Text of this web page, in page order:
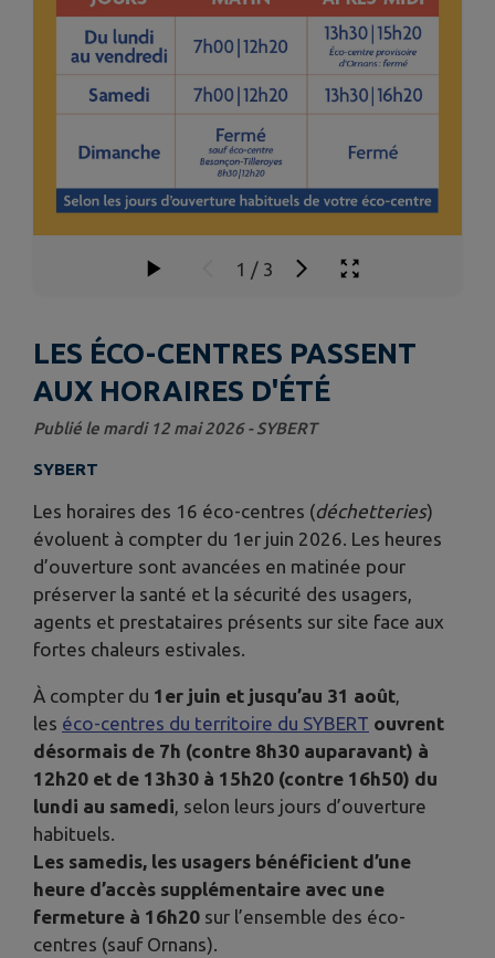
1 / 3
LES ÉCO-CENTRES PASSENT
AUX HORAIRES D'ÉTÉ
Publié le mardi 12 mai 2026 - SYBERT
SYBERT
Les horaires des 16 éco-centres (déchetteries)
évoluent à compter du 1er juin 2026. Les heures
d’ouverture sont avancées en matinée pour
préserver la santé et la sécurité des usagers,
agents et prestataires présents sur site face aux
fortes chaleurs estivales.
À compter du 1er juin et jusqu’au 31 août,
les éco-centres du territoire du SYBERT ouvrent
désormais de 7h (contre 8h30 auparavant) à
12h20 et de 13h30 à 15h20 (contre 16h50) du
lundi au samedi, selon leurs jours d’ouverture
habituels.
Les samedis, les usagers bénéficient d’une
heure d’accès supplémentaire avec une
fermeture à 16h20 sur l’ensemble des éco-
centres (sauf Ornans).